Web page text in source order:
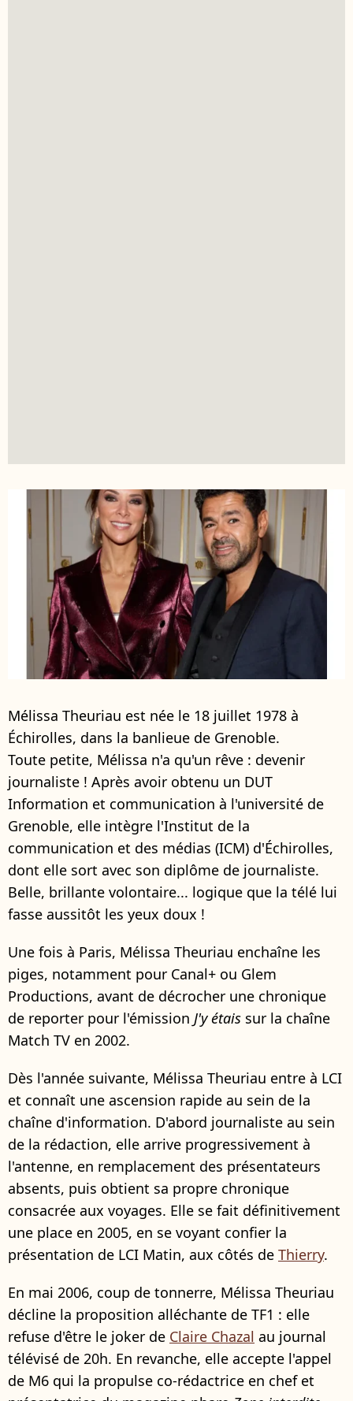
Mélissa Theuriau est née le 18 juillet 1978 à
Échirolles, dans la banlieue de Grenoble.
Toute petite, Mélissa n'a qu'un rêve : devenir
journaliste ! Après avoir obtenu un DUT
Information et communication à l'université de
Grenoble, elle intègre l'Institut de la
communication et des médias (ICM) d'Échirolles,
dont elle sort avec son diplôme de journaliste.
Belle, brillante volontaire... logique que la télé lui
fasse aussitôt les yeux doux !
Une fois à Paris, Mélissa Theuriau enchaîne les
piges, notamment pour Canal+ ou Glem
Productions, avant de décrocher une chronique
de reporter pour l'émission J'y étais sur la chaîne
Match TV en 2002.
Dès l'année suivante, Mélissa Theuriau entre à LCI
et connaît une ascension rapide au sein de la
chaîne d'information. D'abord journaliste au sein
de la rédaction, elle arrive progressivement à
l'antenne, en remplacement des présentateurs
absents, puis obtient sa propre chronique
consacrée aux voyages. Elle se fait définitivement
une place en 2005, en se voyant confier la
présentation de LCI Matin, aux côtés de Thierry.
En mai 2006, coup de tonnerre, Mélissa Theuriau
décline la proposition alléchante de TF1 : elle
refuse d'être le joker de Claire Chazal au journal
télévisé de 20h. En revanche, elle accepte l'appel
de M6 qui la propulse co-rédactrice en chef et